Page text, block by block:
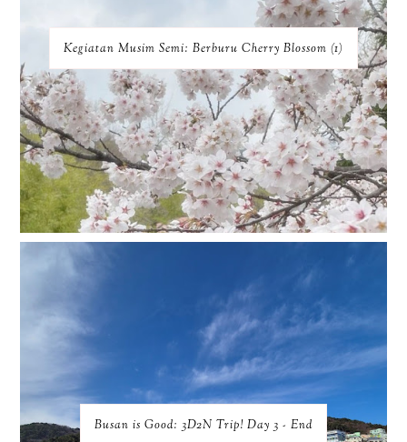
Kegiatan Musim Semi: Berburu Cherry Blossom (1)
Busan is Good: 3D2N Trip! Day 3 - End